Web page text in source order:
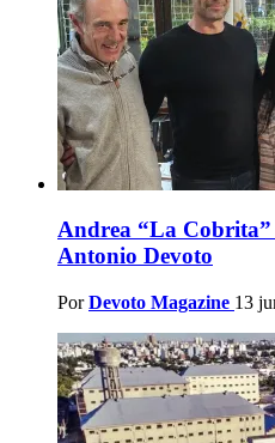
Andrea “La Cobrita”
Antonio Devoto
Por Devoto Magazine 13